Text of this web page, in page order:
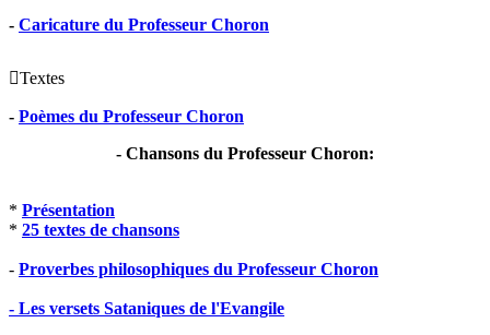
- Caricature du Professeur Choron
Textes
- Poèmes du Professeur Choron
- Chansons du Professeur Choron:
* Présentation
* 25 textes de chansons
- Proverbes philosophiques du Professeur Choron
- Les versets Sataniques de l'Evangile